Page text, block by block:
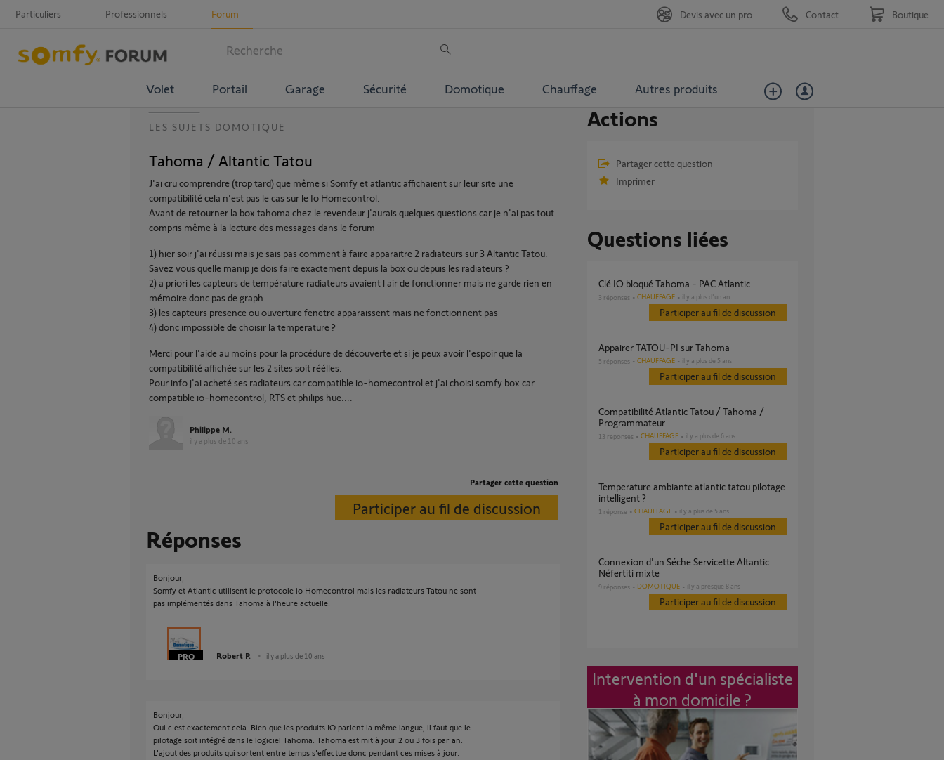
Particuliers Professionnels Forum
Volet Portail Garage Sécurité Domotique Chauffage Autres produits
Devis avec un pro Contact Boutique
LES SUJETS DOMOTIQUE
Tahoma / Altantic Tatou
J'ai cru comprendre (trop tard) que même si Somfy et atlantic affichaient sur leur site une
compatibilité cela n'est pas le cas sur le Io Homecontrol.
Avant de retourner la box tahoma chez le revendeur j'aurais quelques questions car je n'ai pas tout
compris même à la lecture des messages dans le forum
1) hier soir j'ai réussi mais je sais pas comment à faire apparaitre 2 radiateurs sur 3 Altantic Tatou.
Savez vous quelle manip je dois faire exactement depuis la box ou depuis les radiateurs ?
2) a priori les capteurs de température radiateurs avaient l air de fonctionner mais ne garde rien en
mémoire donc pas de graph
3) les capteurs presence ou ouverture fenetre apparaissent mais ne fonctionnent pas
4) donc impossible de choisir la temperature ?
Merci pour l'aide au moins pour la procédure de découverte et si je peux avoir l'espoir que la
compatibilité affichée sur les 2 sites soit réélles.
Pour info j'ai acheté ses radiateurs car compatible io-homecontrol et j'ai choisi somfy box car
compatible io-homecontrol, RTS et philips hue....
Philippe M.
il y a plus de 10 ans
Partager cette question
Participer au fil de discussion
Réponses
Bonjour,
Somfy et Atlantic utilisent le protocole io Homecontrol mais les radiateurs Tatou ne sont
pas implémentés dans Tahoma à l'heure actuelle.
Robert P. il y a plus de 10 ans
Bonjour,
Oui c'est exactement cela. Bien que les produits IO parlent la même langue, il faut que le
pilotage soit intégré dans le logiciel Tahoma. Tahoma est mit à jour 2 ou 3 fois par an.
L'ajout des produits qui sortent entre temps s'effectue donc pendant ces mises à jour.
Actions
Partager cette question
Imprimer
Questions liées
Clé IO bloqué Tahoma - PAC Atlantic
3 réponses CHAUFFAGE il y a plus d'un an
Participer au fil de discussion
Appairer TATOU-PI sur Tahoma
5 réponses CHAUFFAGE il y a plus de 5 ans
Participer au fil de discussion
Compatibilité Atlantic Tatou / Tahoma /
Programmateur
13 réponses CHAUFFAGE il y a plus de 6 ans
Participer au fil de discussion
Temperature ambiante atlantic tatou pilotage
intelligent ?
1 réponse CHAUFFAGE il y a plus de 5 ans
Participer au fil de discussion
Connexion d'un Séche Servicette Altantic
Néfertiti mixte
9 réponses DOMOTIQUE il y a presque 8 ans
Participer au fil de discussion
Intervention d'un spécialiste
à mon domicile ?